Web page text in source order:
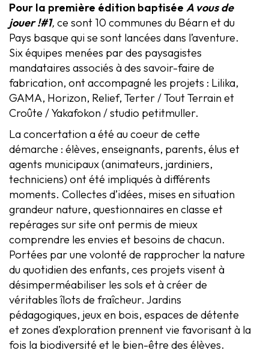
Pour la première édition baptisée A vous de
jouer !#1, ce sont 10 communes du Béarn et du
Pays basque qui se sont lancées dans l’aventure.
Six équipes menées par des paysagistes
mandataires associés à des savoir-faire de
fabrication, ont accompagné les projets : Lilika,
GAMA, Horizon, Relief, Terter / Tout Terrain et
Croûte / Yakafokon / studio petitmuller.
La concertation a été au coeur de cette
démarche : élèves, enseignants, parents, élus et
agents municipaux (animateurs, jardiniers,
techniciens) ont été impliqués à différents
moments. Collectes d’idées, mises en situation
grandeur nature, questionnaires en classe et
repérages sur site ont permis de mieux
comprendre les envies et besoins de chacun.
Portées par une volonté de rapprocher la nature
du quotidien des enfants, ces projets visent à
désimperméabiliser les sols et à créer de
véritables îlots de fraîcheur. Jardins
pédagogiques, jeux en bois, espaces de détente
et zones d’exploration prennent vie favorisant à la
fois la biodiversité et le bien-être des élèves.